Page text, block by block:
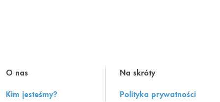
O nas
Kim jesteśmy?
Na skróty
Polityka prywatności